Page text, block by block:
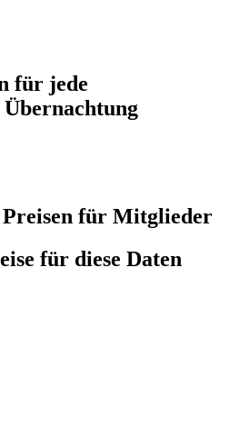
für jede
für Mitglieder
für diese Daten